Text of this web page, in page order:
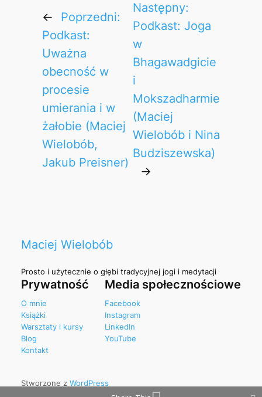
←
Poprzedni:
Podkast:
Uważna
obecność w
procesie
umierania i w
żałobie (Maciej
Wielobób,
Jakub Preisner)
Następny:
Podkast: Joga
w
Bhagawadgicie
i
Mokszadharmie
(Maciej
Wielobób i Nina
Budziszewska)
→
Maciej Wielobób
Prosto i użytecznie o głębi tradycyjnej jogi i medytacji
Prywatność
O mnie
Książki
Warsztaty i kursy
Blog
Kontakt
Media społecznościowe
Facebook
Instagram
LinkedIn
YouTube
Stworzone z WordPress